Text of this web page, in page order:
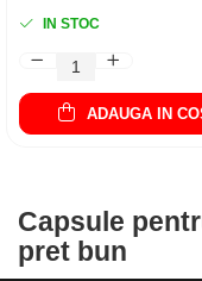
IN STOC
ADAUGA IN
Capsule
pret bun